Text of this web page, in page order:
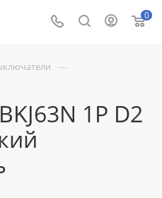
0
—
1P D2